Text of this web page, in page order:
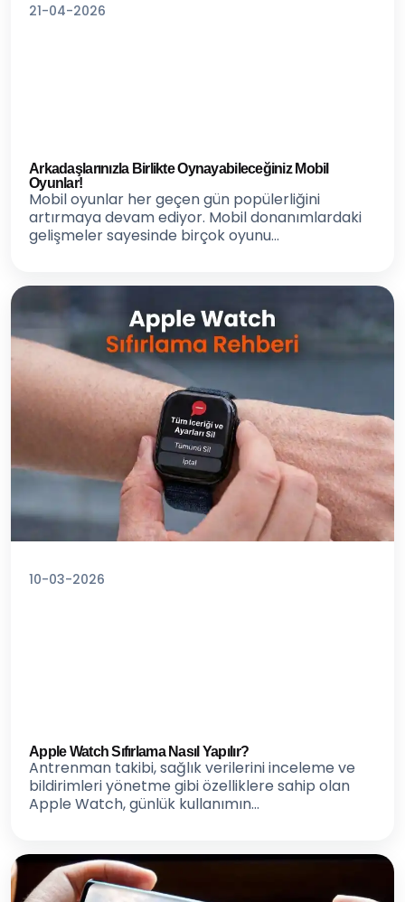
21-04-2026
Arkadaşlarınızla Birlikte Oynayabileceğiniz Mobil
Oyunlar!
Mobil oyunlar her geçen gün popülerliğini
artırmaya devam ediyor. Mobil donanımlardaki
gelişmeler sayesinde birçok oyunu...
10-03-2026
Apple Watch Sıfırlama Nasıl Yapılır?
Antrenman takibi, sağlık verilerini inceleme ve
bildirimleri yönetme gibi özelliklere sahip olan
Apple Watch, günlük kullanımın...